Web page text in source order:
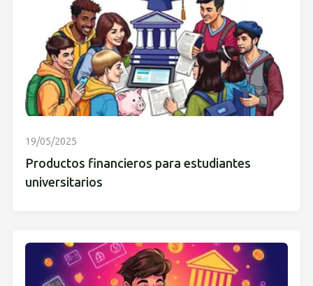
19/05/2025
Productos financieros para estudiantes
universitarios